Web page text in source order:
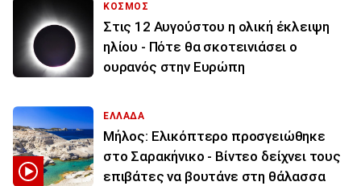
ΚΟΣΜΟΣ
Στις 12 Αυγούστου η ολική έκλειψη
ηλίου - Πότε θα σκοτεινιάσει ο
ουρανός στην Ευρώπη
ΕΛΛΑΔΑ
Μήλος: Ελικόπτερο προσγειώθηκε
στο Σαρακήνικο - Βίντεο δείχνει τους
επιβάτες να βουτάνε στη θάλασσα